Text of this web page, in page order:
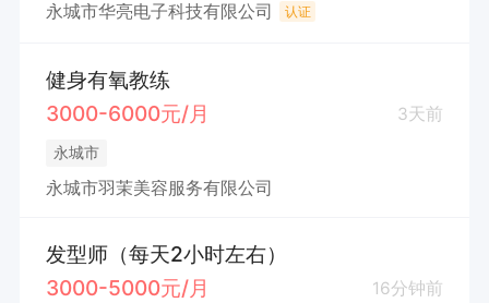
永城市华亮电子科技有限公司 认证
健身有氧教练
3000-6000元/月
3天前
永城市
永城市羽茉美容服务有限公司
发型师（每天2小时左右）
3000-5000元/月
16分钟前